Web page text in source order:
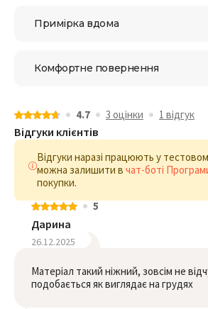
Примірка вдома
Комфортне повернення
4.7 3 оцiнки 1 відгук
Відгуки клієнтів
Відгуки наразі працюють у
можна залишити в чат-боті
покупки.
5
Дарина
26.12.2025
Матеріал такий ніжний, зовсім не
подобається як виглядає на грудях